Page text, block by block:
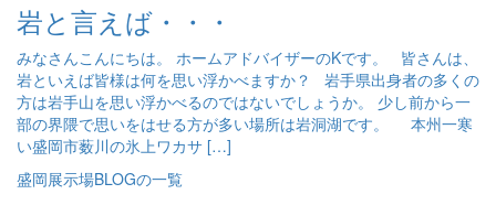
岩と言えば・・・
みなさんこんにちは。 ホームアドバイザーのKです。 皆さんは、
岩といえば皆様は何を思い浮かべますか？ 岩手県出身者の多くの
方は岩手山を思い浮かべるのではないでしょうか。 少し前から一
部の界隈で思いをはせる方が多い場所は岩洞湖です。 本州一寒
い盛岡市薮川の氷上ワカサ […]
盛岡展示場BLOGの一覧